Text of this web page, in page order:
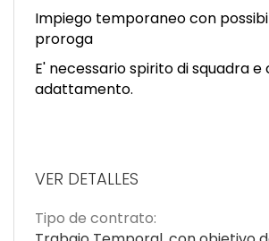
DE
ES
Impiego temporaneo con
proroga
E' necessario spirito di squadra
adattamento.
VER DETALLES
Tipo de contrato: